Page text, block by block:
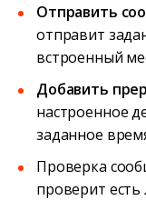
Отправить
отправит
встроенный
Добавить
настроенное
заданное
Проверка
проверит есть